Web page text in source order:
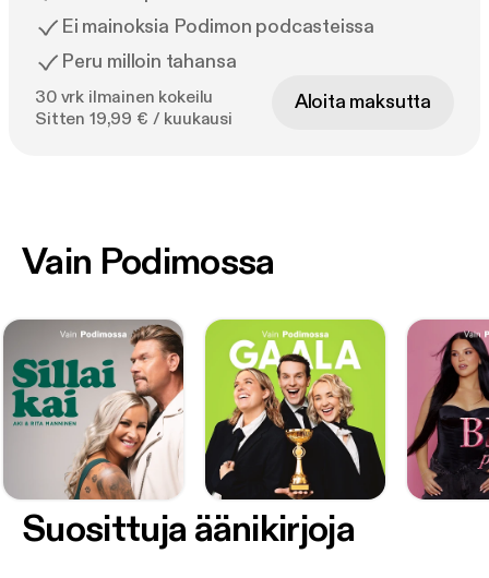
Ei mainoksia Podimon podcasteissa
Peru milloin tahansa
30 vrk ilmainen kokeilu
Sitten 19,99 € / kuukausi
Aloita maksutta
Vain Podimossa
Suosittuja äänikirjoja